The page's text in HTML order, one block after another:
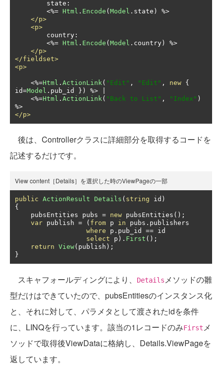
<%= Html . Encode ( Model . state )
%>
</p>
<p>
<%= Html . Encode ( Model . country )
%>
</p>
</fieldset>
<p>
<%=Html . ActionLink ( "Edit" , "Edit" , new {
id=Model . pub_id })
%> |
<%=Html . ActionLink ( "Back to List" , "Index" )
</p>
後は、Controllerクラスに詳細部分を取得するコードを
記述するだけです。
View content［Details］を選択した時のViewPageの一部
public ActionResult Details ( string id )
{
    pubsEntities pubs
= new pubsEntities ();
var publish = ( from p in pubs . publishers
where p . pub_id == id
select p ). First ();
return View( publish );
}
スキャフォールディングにより、 Detailsメソッドの雛
型だけはできていたので、pubsEntitiesのインスタンス化
と、それに対して、パラメタとして渡されたidを条件
に、LINQを行っています。該当の1レコードのみFirstメ
ソッドで取得後ViewDataに格納し、Details.ViewPageを
返しています。